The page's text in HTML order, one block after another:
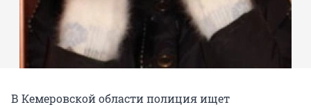
В Кемеровской области полиция ищет